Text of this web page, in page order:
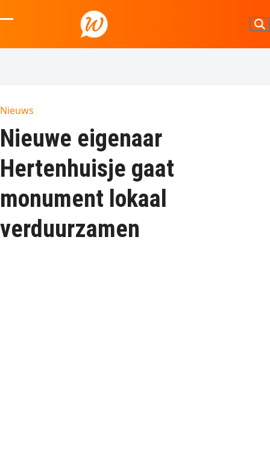
to
mobile
mobile
Nieuws
Nieuwe eigenaar
Hertenhuisje gaat
monument lokaal
verduurzamen